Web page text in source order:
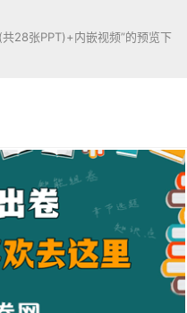
28张PPT)+内嵌视频”的预览下